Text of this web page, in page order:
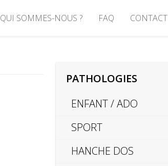
QUI SOMMES-NOUS ? FAQ CONTACT
PATHOLOGIES
ENFANT / ADO
SPORT
HANCHE DOS